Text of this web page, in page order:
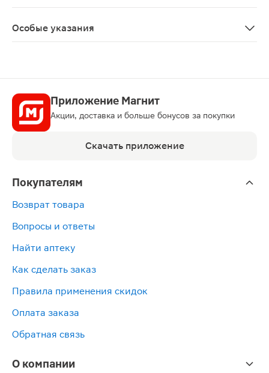
Особые указания
Приложение Магнит
Акции, доставка и больше бонусов за покупки
Скачать приложение
Покупателям
Возврат товара
Вопросы и ответы
Найти аптеку
Как сделать заказ
Правила применения скидок
Оплата заказа
Обратная связь
О компании